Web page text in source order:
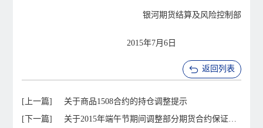
银河期货结算及风险控制部
2015年7月6日
返回列表
[上一篇]
关于商品1508合约的持仓调整提示
[下一篇]
关于2015年端午节期间调整部分期货合约保证金